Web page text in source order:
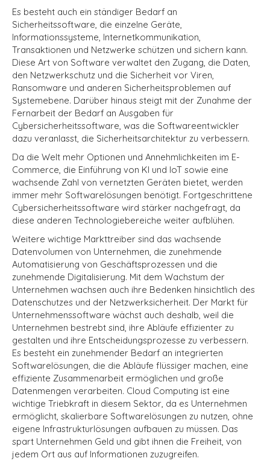
Es besteht auch ein ständiger Bedarf an
Sicherheitssoftware, die einzelne Geräte,
Informationssysteme, Internetkommunikation,
Transaktionen und Netzwerke schützen und sichern kann.
Diese Art von Software verwaltet den Zugang, die Daten,
den Netzwerkschutz und die Sicherheit vor Viren,
Ransomware und anderen Sicherheitsproblemen auf
Systemebene. Darüber hinaus steigt mit der Zunahme der
Fernarbeit der Bedarf an Ausgaben für
Cybersicherheitssoftware, was die Softwareentwickler
dazu veranlasst, die Sicherheitsarchitektur zu verbessern.
Da die Welt mehr Optionen und Annehmlichkeiten im E-
Commerce, die Einführung von KI und IoT sowie eine
wachsende Zahl von vernetzten Geräten bietet, werden
immer mehr Softwarelösungen benötigt. Fortgeschrittene
Cybersicherheitssoftware wird stärker nachgefragt, da
diese anderen Technologiebereiche weiter aufblühen.
Weitere wichtige Markttreiber sind das wachsende
Datenvolumen von Unternehmen, die zunehmende
Automatisierung von Geschäftsprozessen und die
zunehmende Digitalisierung. Mit dem Wachstum der
Unternehmen wachsen auch ihre Bedenken hinsichtlich des
Datenschutzes und der Netzwerksicherheit. Der Markt für
Unternehmenssoftware wächst auch deshalb, weil die
Unternehmen bestrebt sind, ihre Abläufe effizienter zu
gestalten und ihre Entscheidungsprozesse zu verbessern.
Es besteht ein zunehmender Bedarf an integrierten
Softwarelösungen, die die Abläufe flüssiger machen, eine
effiziente Zusammenarbeit ermöglichen und große
Datenmengen verarbeiten. Cloud Computing ist eine
wichtige Triebkraft in diesem Sektor, da es Unternehmen
ermöglicht, skalierbare Softwarelösungen zu nutzen, ohne
eigene Infrastrukturlösungen aufbauen zu müssen. Das
spart Unternehmen Geld und gibt ihnen die Freiheit, von
jedem Ort aus auf Informationen zuzugreifen.